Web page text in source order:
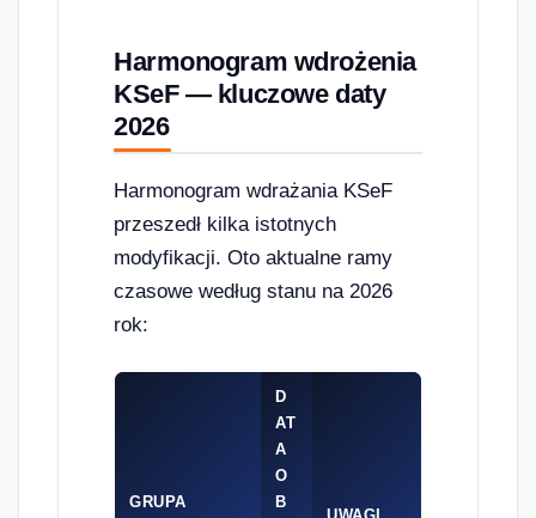
Harmonogram wdrożenia
KSeF — kluczowe daty
2026
Harmonogram wdrażania KSeF
przeszedł kilka istotnych
modyfikacji. Oto aktualne ramy
czasowe według stanu na 2026
rok:
GRUPA
D
AT
A
O
B